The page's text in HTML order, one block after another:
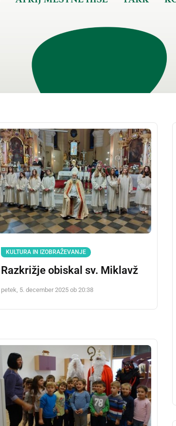
KULTURA IN IZOBRAŽEVANJE
Razkrižje obiskal sv. Miklavž
petek, 5. december 2025 ob 20:38